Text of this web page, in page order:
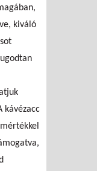
kiváló
kávézacc